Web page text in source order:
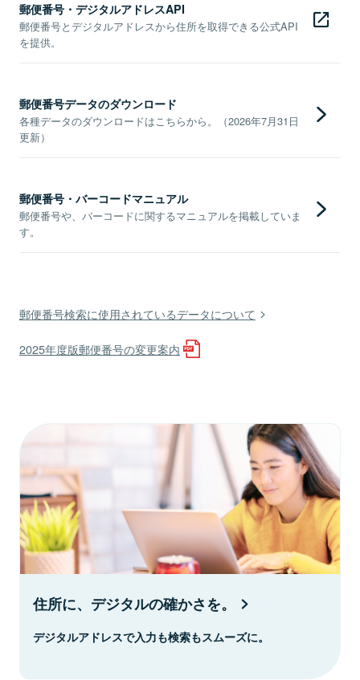
郵便番号・デジタルアドレスAPI
郵便番号とデジタルアドレスから住所を取得できる公式API
を提供。
郵便番号データのダウンロード
各種データのダウンロードはこちらから。（2026年7月31日
更新）
郵便番号・バーコードマニュアル
郵便番号や、バーコードに関するマニュアルを掲載していま
す。
郵便番号検索に使用されているデータについて
2025年度版郵便番号の変更案内
住所に、デジタルの確かさを。
デジタルアドレスで入力も検索もスムーズに。